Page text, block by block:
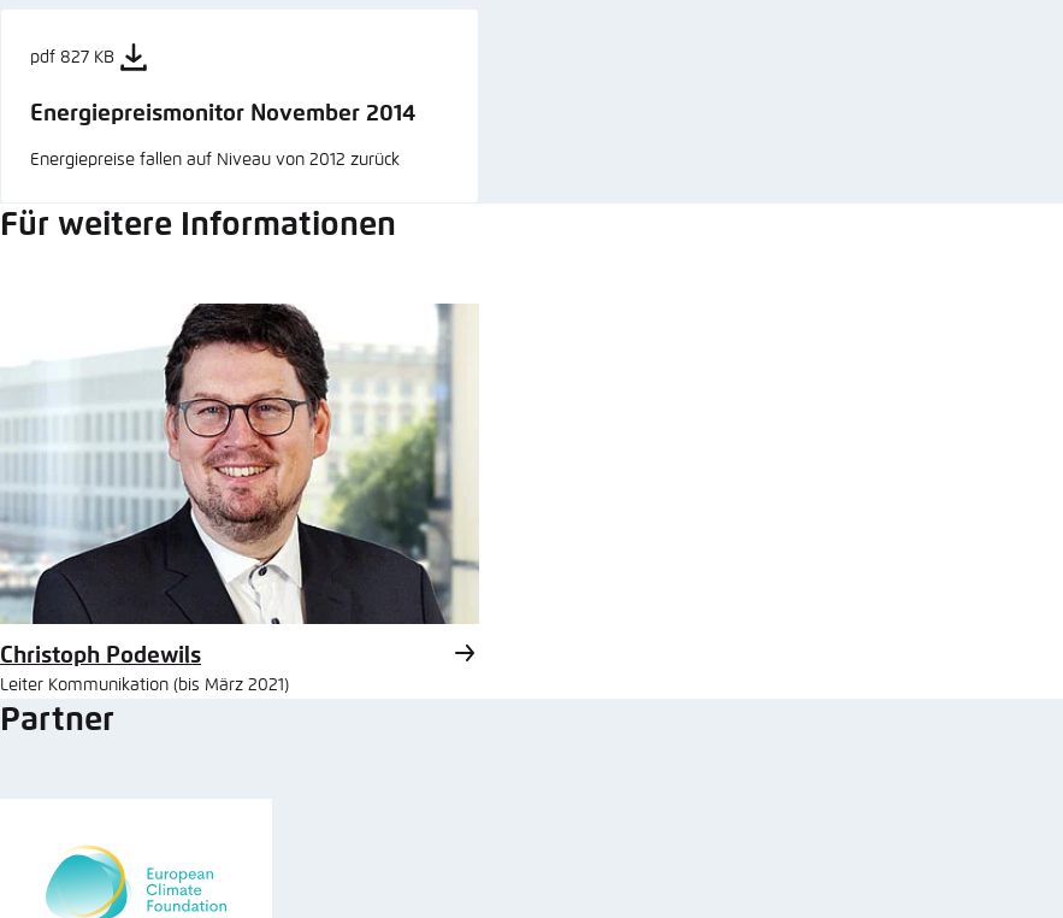
pdf 827 KB
Energiepreismonitor November 2014
Energiepreise fallen auf Niveau von 2012 zurück
Für weitere Informationen
Christoph Podewils
Leiter Kommunikation (bis März 2021)
Partner